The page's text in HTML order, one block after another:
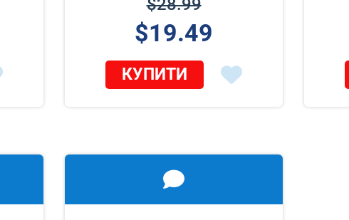
$28.99
$19.49
КУПИТИ